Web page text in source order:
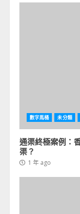
數字馬桶 未分類
通渠終極案例：
渠？
1 年 ago